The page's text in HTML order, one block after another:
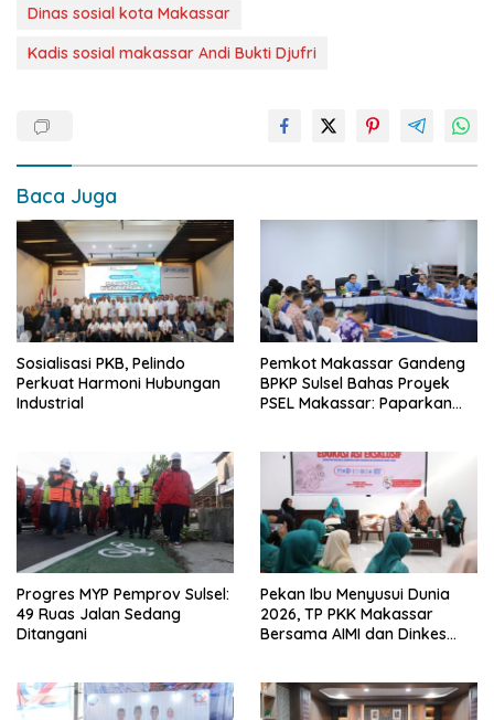
Dinas sosial kota Makassar
Kadis sosial makassar Andi Bukti Djufri
Baca Juga
Sosialisasi PKB, Pelindo
Perkuat Harmoni Hubungan
Industrial
Pemkot Makassar Gandeng
BPKP Sulsel Bahas Proyek
PSEL Makassar: Paparkan
Progres MYP Pemprov Sulsel:
49 Ruas Jalan Sedang
Ditangani
Pekan Ibu Menyusui Dunia
2026, TP PKK Makassar
Bersama AIMI dan Dinkes